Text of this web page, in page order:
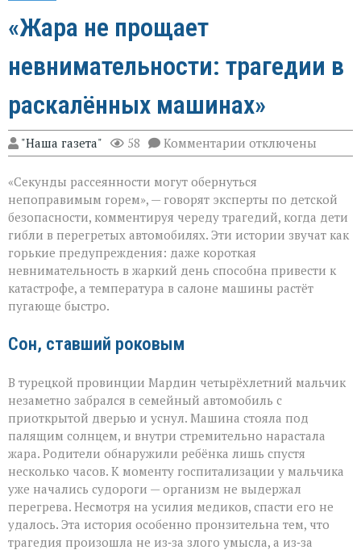
«Жара не прощает
невнимательности: трагедии в
раскалённых машинах»
"Наша газета" 58 Комментарии к
записи
не
прощает
невнимательности:
трагедии
в
раскалённых
машинах»
отключены
«Секунды рассеянности могут обернуться
непоправимым горем», — говорят эксперты по детской
безопасности, комментируя череду трагедий, когда дети
гибли в перегретых автомобилях. Эти истории звучат как
горькие предупреждения: даже короткая
невнимательность в жаркий день способна привести к
катастрофе, а температура в салоне машины растёт
пугающе быстро.
Сон, ставший роковым
В турецкой провинции Мардин четырёхлетний мальчик
незаметно забрался в семейный автомобиль с
приоткрытой дверью и уснул. Машина стояла под
палящим солнцем, и внутри стремительно нарастала
жара. Родители обнаружили ребёнка лишь спустя
несколько часов. К моменту госпитализации у мальчика
уже начались судороги — организм не выдержал
перегрева. Несмотря на усилия медиков, спасти его не
удалось. Эта история особенно пронзительна тем, что
трагедия произошла не из‑за злого умысла, а из‑за